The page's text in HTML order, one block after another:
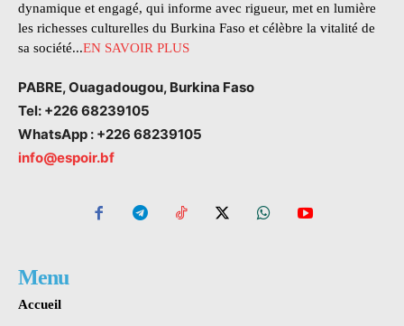
dynamique et engagé, qui informe avec rigueur, met en lumière
les richesses culturelles du Burkina Faso et célèbre la vitalité de
sa société...EN SAVOIR PLUS
PABRE, Ouagadougou, Burkina Faso
Tel: +226 68239105
WhatsApp : +226 68239105
info@espoir.bf
Menu
Accueil